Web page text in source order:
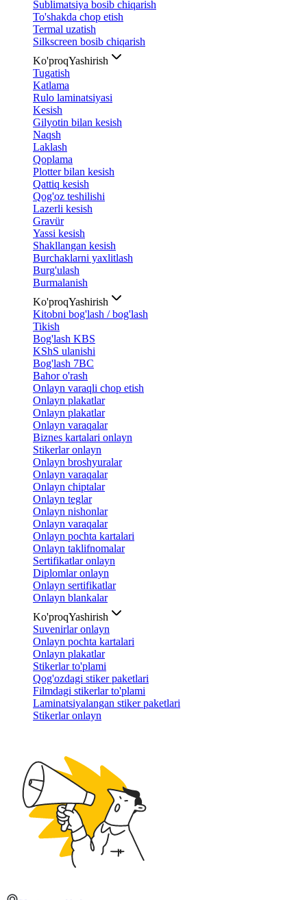
Sublimatsiya bosib chiqarish
To'shakda chop etish
Termal uzatish
Silkscreen bosib chiqarish
Ko'proqYashirish
Tugatish
Katlama
Rulo laminatsiyasi
Kesish
Gilyotin bilan kesish
Naqsh
Laklash
Qoplama
Plotter bilan kesish
Qattiq kesish
Qog'oz teshilishi
Lazerli kesish
Gravür
Yassi kesish
Shakllangan kesish
Burchaklarni yaxlitlash
Burg'ulash
Burmalanish
Ko'proqYashirish
Kitobni bog'lash / bog'lash
Tikish
Bog'lash KBS
KShS ulanishi
Bog'lash 7BC
Bahor o'rash
Onlayn varaqli chop etish
Onlayn plakatlar
Onlayn plakatlar
Onlayn varaqalar
Biznes kartalari onlayn
Stikerlar onlayn
Onlayn broshyuralar
Onlayn varaqalar
Onlayn chiptalar
Onlayn teglar
Onlayn nishonlar
Onlayn varaqalar
Onlayn pochta kartalari
Onlayn taklifnomalar
Sertifikatlar onlayn
Diplomlar onlayn
Onlayn sertifikatlar
Onlayn blankalar
Ko'proqYashirish
Suvenirlar onlayn
Onlayn pochta kartalari
Onlayn plakatlar
Stikerlar to'plami
Qog'ozdagi stiker paketlari
Filmdagi stikerlar to'plami
Laminatsiyalangan stiker paketlari
Stikerlar onlayn